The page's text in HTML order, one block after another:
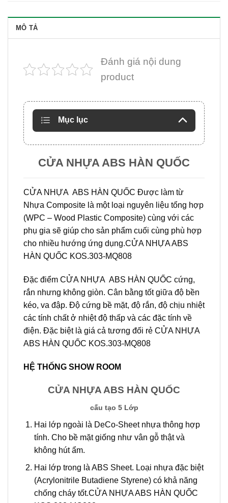
MÔ TẢ
Đánh giá nội dung
product
Mục lục
CỬA NHỰA ABS HÀN QUỐC
CỬA NHỰA ABS HÀN QUỐC Được làm từ
Nhựa Composite là một loại nguyên liệu tổng hợp
(WPC – Wood Plastic Composite) cùng với các
phụ gia sẽ giúp cho sản phẩm cuối cùng phù hợp
cho nhiều hướng ứng dụng.CỬA NHỰA ABS
HÀN QUỐC KOS.303-MQ808
Đặc điểm CỬA NHỰA ABS HÀN QUỐC cứng,
rắn nhưng không giòn. Cân bằng tốt giữa độ bền
kéo, va đập. Độ cứng bề mặt, độ rắn, độ chịu nhiệt
các tính chất ở nhiệt độ thấp và các đặc tính về
điện. Đặc biệt là giá cả tương đối rẻ CỬA NHỰA
ABS HÀN QUỐC KOS.303-MQ808
HỆ THỐNG SHOW ROOM
CỬA NHỰA ABS HÀN QUỐC
cấu tạo 5 Lớp
Hai lớp ngoài là DeCo-Sheet nhựa thông hợp
tính. Cho bề mặt giống như vân gỗ thật và
không hút ẩm.
Hai lớp trong là ABS Sheet. Loại nhựa đặc biệt
(Acrylonitrile Butadiene Styrene) có khả năng
chống cháy tốt.CỬA NHỰA ABS HÀN QUỐC